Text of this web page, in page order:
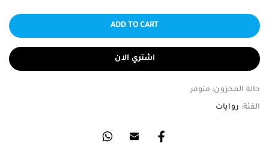
ADD TO CART
اشتري الان
حالة المخزون: متوفر
الفئة: روايات